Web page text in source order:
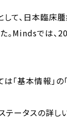
して、日本臨床
。Mindsでは、
「基本情報」の
テータスの詳し